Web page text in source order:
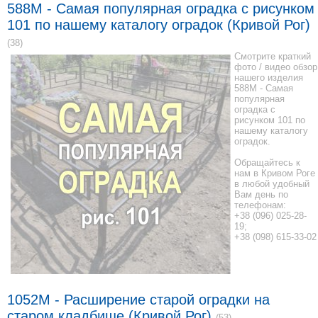
588M - Самая популярная оградка с рисунком
101 по нашему каталогу оградок (Кривой Рог)
(38)
Смотрите краткий
фото / видео обзор
нашего изделия
588M - Самая
популярная
оградка с
рисунком 101 по
нашему каталогу
оградок.
Обращайтесь к
нам в Кривом Роге
в любой удобный
Вам день по
телефонам:
+38 (096) 025-28-
19;
+38 (098) 615-33-02
1052M - Расширение старой оградки на